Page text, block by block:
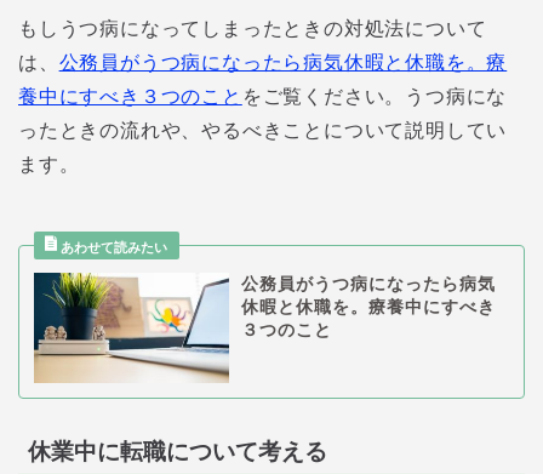
もしうつ病になってしまったときの対処法について
は、 公務員がうつ病になったら病気休暇と休職を。療
養中にすべき３つのこと をご覧ください。うつ病にな
ったときの流れや、やるべきことについて説明してい
ます。
公務員がうつ病になったら病気
休暇と休職を。療養中にすべき
３つのこと
休業中に転職について考える